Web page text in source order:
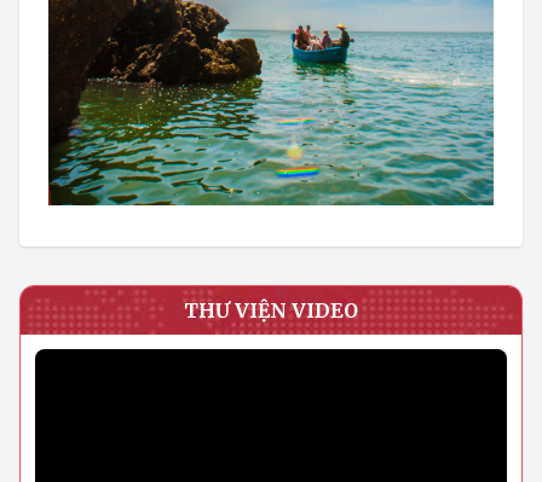
THƯ VIỆN VIDEO